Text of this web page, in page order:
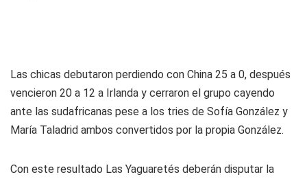
Las chicas debutaron perdiendo con China 25 a 0, después
vencieron 20 a 12 a Irlanda y cerraron el grupo cayendo
ante las sudafricanas pese a los tries de Sofía González y
María Taladrid ambos convertidos por la propia González.
Con este resultado Las Yaguaretés deberán disputar la